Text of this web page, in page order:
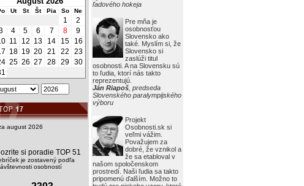
ľadového hokeja
Pre mňa je
osobnosťou
Slovensko ako
také. Myslím si, že
Slovensko si
zaslúži titul
osobnosti. A na Slovensku sú
to ľudia, ktorí nás takto
reprezentujú.
Ján Riapoš , predseda
Slovenského paralympijského
výboru
Projekt
Osobnosti.sk si
veľmi vážim.
Považujem za
dobré, že vznikol a
že sa etabloval v
našom spoločenskom
prostredí. Naši ľudia sa takto
pripomenú ďalším. Možno to
Ut St Št Pia So Ne
1
2
4 5 6 7 8
9
11 12 13 14 15
16
18 19 20 21 22
23
25 26 27 28 29 30
august 2026
si poradie TOP 51
je zostavený podľa
osobností